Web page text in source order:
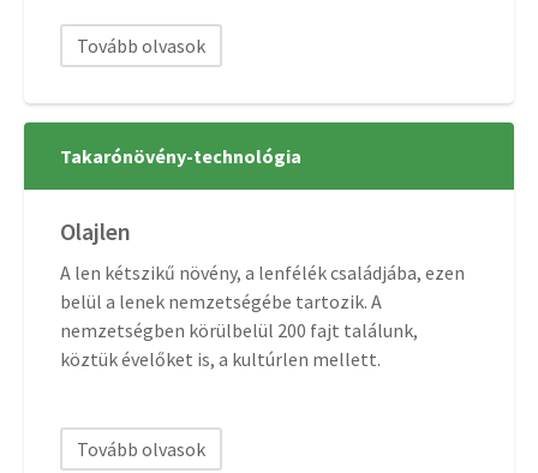
Tovább olvasok
Takarónövény-technológia
Olajlen
A len kétszikű növény, a lenfélék családjába, ezen
belül a lenek nemzetségébe tartozik. A
nemzetségben körülbelül 200 fajt találunk,
köztük évelőket is, a kultúrlen mellett.
Tovább olvasok